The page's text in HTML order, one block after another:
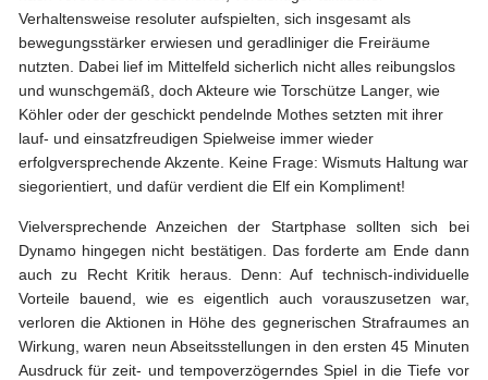
Verhaltensweise resoluter aufspielten, sich insgesamt als
bewegungsstärker erwiesen und geradliniger die Freiräume
nutzten. Dabei lief im Mittelfeld sicherlich nicht alles reibungslos
und wunschgemäß, doch Akteure wie Torschütze Langer, wie
Köhler oder der geschickt pendelnde Mothes setzten mit ihrer
lauf- und einsatzfreudigen Spielweise immer wieder
erfolgversprechende Akzente. Keine Frage: Wismuts Haltung war
siegorientiert, und dafür verdient die Elf ein Kompliment!
Vielversprechende Anzeichen der Startphase sollten sich bei
Dynamo hingegen nicht bestätigen. Das forderte am Ende dann
auch zu Recht Kritik heraus. Denn: Auf technisch-individuelle
Vorteile bauend, wie es eigentlich auch vorauszusetzen war,
verloren die Aktionen in Höhe des gegnerischen Strafraumes an
Wirkung, waren neun Abseitsstellungen in den ersten 45 Minuten
Ausdruck für zeit- und tempoverzögerndes Spiel in die Tiefe vor